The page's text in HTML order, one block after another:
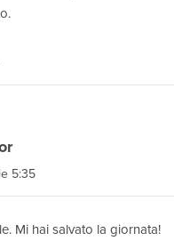
5:35
Mi hai salvato la giornata!